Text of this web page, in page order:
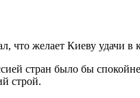
что желает Киеву удачи
стран было бы
строй.